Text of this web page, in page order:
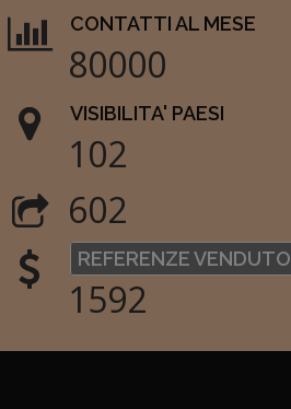
CONTATTI AL MESE
80000
VISIBILITA' PAESI
102
602
REFERENZE VENDUTO
1592